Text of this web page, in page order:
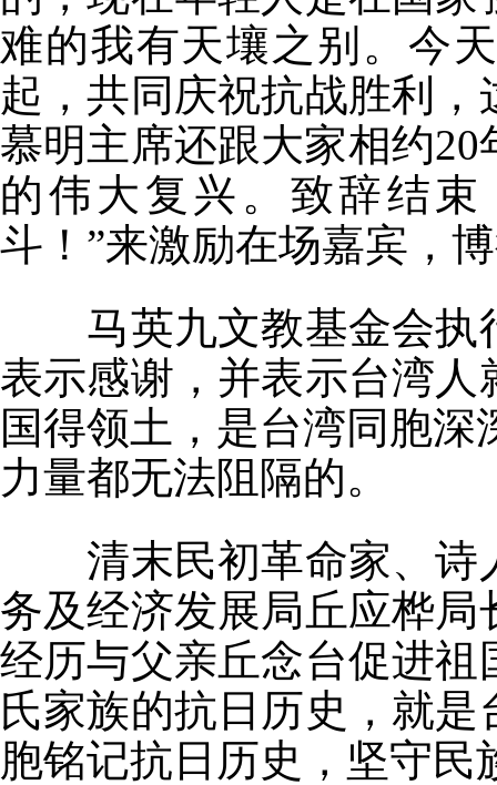
难的我有天壤之别。今
起，共同庆祝抗战胜利
慕明主席还跟大家相约20
的伟大复兴。致辞结
斗！”来激励在场嘉宾，
马英九文教基金会
表示感谢，并表示台湾
国得领土，是台湾同胞深
力量都无法阻隔的。
清末民初革命家、诗
务及经济发展局丘应桦
经历与父亲丘念台促进
氏家族的抗日历史，就
胞铭记抗日历史，坚守